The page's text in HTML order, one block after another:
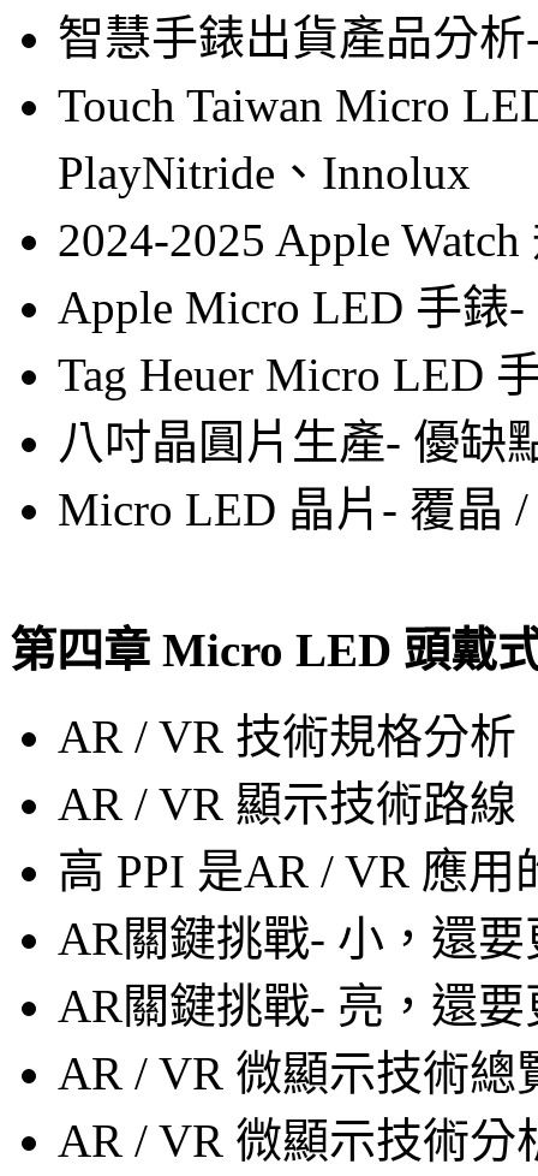
智慧手錶出貨產品分析
Touch Taiwan Micro
PlayNitride、Innolux
2024-2025 Apple
Apple Micro LED 手錶
Tag Heuer Micro LED
八吋晶圓片生產- 優缺
Micro LED 晶片- 覆晶
第四章 Micro LED 頭戴
AR / VR 技術規格分析
AR / VR 顯示技術路線
高 PPI 是AR / VR 應用
AR關鍵挑戰- 小，還要
AR關鍵挑戰- 亮，還要
AR / VR 微顯示技術總
AR / VR 微顯示技術分